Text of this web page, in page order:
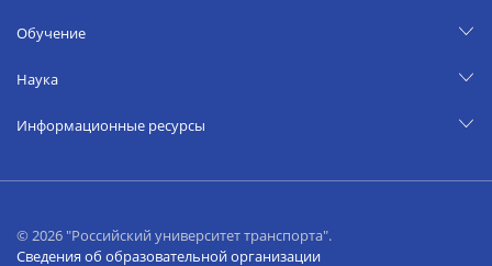
Обучение
Наука
Информационные ресурсы
© 2026 "Российский университет транспорта".
Сведения об образовательной организации